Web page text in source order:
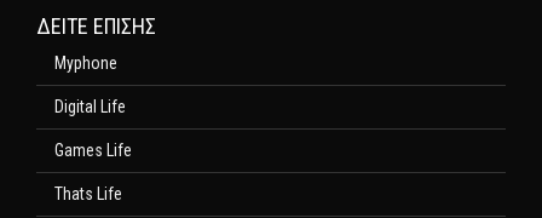
ΔΕΊΤΕ ΕΠΊΣΗΣ
Myphone
Digital Life
Games Life
Thats Life